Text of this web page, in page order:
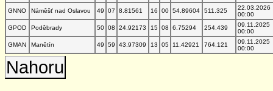
GNNO
Náměšť nad Oslavou 49 07 8.81561 16 00 54.89604 511.325
22.03.2026
00:00
GPOD
Poděbrady 50 08 24.92173 15 08 6.75294 254.439
09.11.2025
00:00
GMAN
Manětín 49 59 43.97309 13 05 11.42921 764.121
09.11.2025
00:00
Nahoru